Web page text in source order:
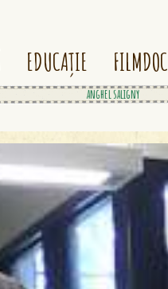
nicolae paulescu
EDUCAȚIE FILMDOC